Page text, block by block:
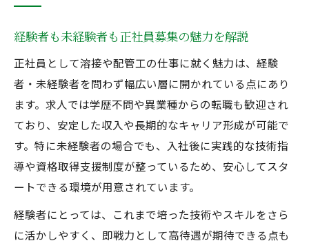
溶接工への応募時に知るべきサポート体制
配管工正社員の求人で重視したい条件
安心して働ける正社員募集の選び方
未経験から始める溶接工のキャリアパス
未経験者でも目指せる溶接工の成長ルート
正社員募集で見つかる研修や資格支援制度
配管工・溶接工のキャリアアップ実例紹介
溶接工で一人前になるまでのステップ解説
経験者も未経験者も正社員募集の魅力を解説
正社員として溶接や配管工の仕事に就く魅力は、経験
者・未経験者を問わず幅広い層に開かれている点にあり
ます。求人では学歴不問や異業種からの転職も歓迎され
ており、安定した収入や長期的なキャリア形成が可能で
す。特に未経験者の場合でも、入社後に実践的な技術指
導や資格取得支援制度が整っているため、安心してスタ
ートできる環境が用意されています。
経験者にとっては、これまで培った技術やスキルをさら
に活かしやすく、即戦力として高待遇が期待できる点も